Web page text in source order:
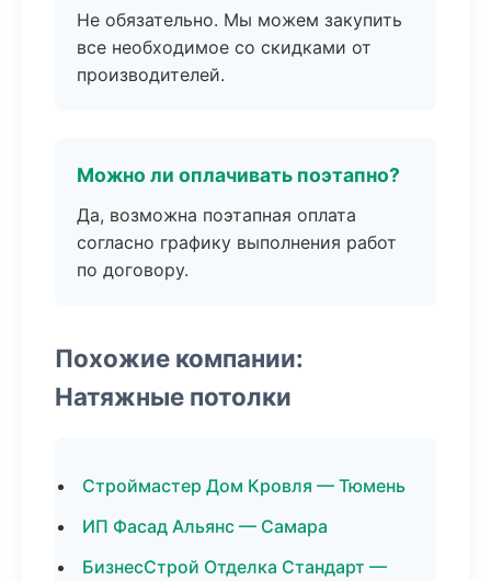
Не обязательно. Мы можем закупить
все необходимое со скидками от
производителей.
Можно ли оплачивать поэтапно?
Да, возможна поэтапная оплата
согласно графику выполнения работ
по договору.
Похожие компании:
Натяжные потолки
Строймастер Дом Кровля — Тюмень
ИП Фасад Альянс — Самара
БизнесСтрой Отделка Стандарт —